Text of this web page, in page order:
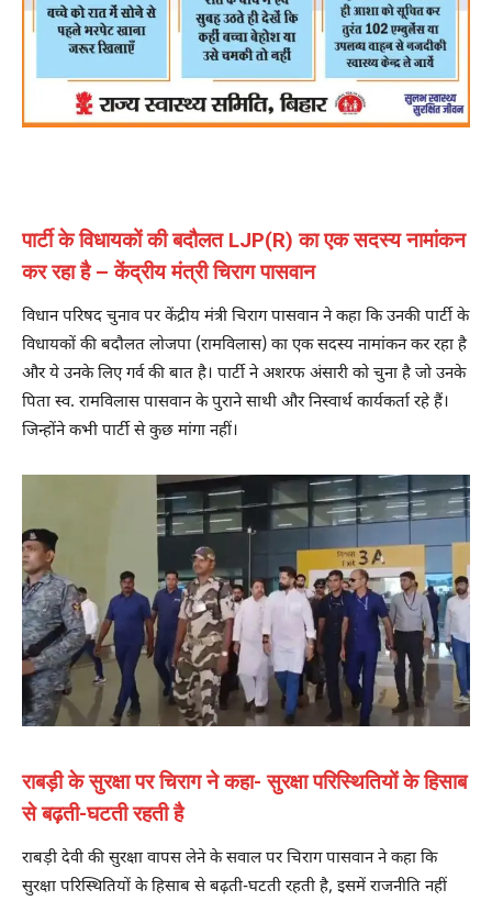
पार्टी के विधायकों की बदौलत LJP(R) का एक सदस्य नामांकन
कर रहा है – केंद्रीय मंत्री चिराग पासवान
विधान परिषद चुनाव पर केंद्रीय मंत्री चिराग पासवान ने कहा कि उनकी पार्टी के
विधायकों की बदौलत लोजपा (रामविलास) का एक सदस्य नामांकन कर रहा है
और ये उनके लिए गर्व की बात है। पार्टी ने अशरफ अंसारी को चुना है जो उनके
पिता स्व. रामविलास पासवान के पुराने साथी और निस्वार्थ कार्यकर्ता रहे हैं।
जिन्होंने कभी पार्टी से कुछ मांगा नहीं।
राबड़ी के सुरक्षा पर चिराग ने कहा- सुरक्षा परिस्थितियों के हिसाब
से बढ़ती-घटती रहती है
राबड़ी देवी की सुरक्षा वापस लेने के सवाल पर चिराग पासवान ने कहा कि
सुरक्षा परिस्थितियों के हिसाब से बढ़ती-घटती रहती है, इसमें राजनीति नहीं